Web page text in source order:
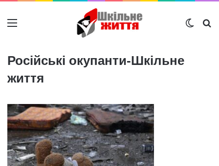
Меню
Російські окупанти-Шкільне
життя